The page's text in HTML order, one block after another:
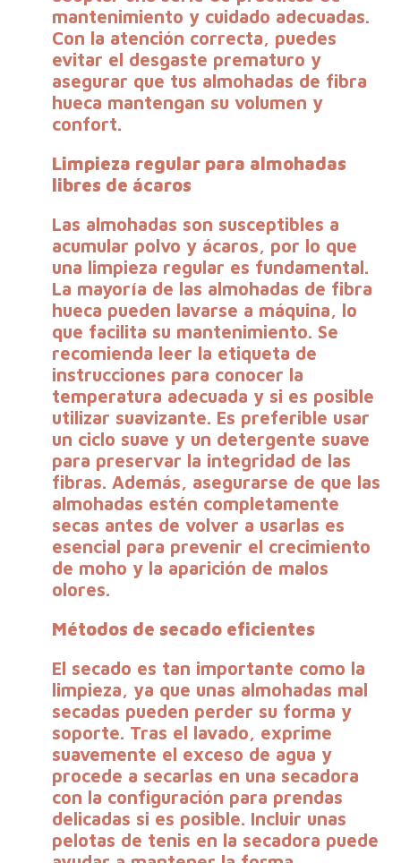
mantenimiento y cuidado adecuadas.
Con la atención correcta, puedes
evitar el desgaste prematuro y
asegurar que tus almohadas de fibra
hueca mantengan su volumen y
confort.
Limpieza regular para almohadas
libres de ácaros
Las almohadas son susceptibles a
acumular polvo y ácaros, por lo que
una limpieza regular es fundamental.
La mayoría de las almohadas de fibra
hueca pueden lavarse a máquina, lo
que facilita su mantenimiento. Se
recomienda leer la etiqueta de
instrucciones para conocer la
temperatura adecuada y si es posible
utilizar suavizante. Es preferible usar
un ciclo suave y un detergente suave
para preservar la integridad de las
fibras. Además, asegurarse de que las
almohadas estén completamente
secas antes de volver a usarlas es
esencial para prevenir el crecimiento
de moho y la aparición de malos
olores.
Métodos de secado eficientes
El secado es tan importante como la
limpieza, ya que unas almohadas mal
secadas pueden perder su forma y
soporte. Tras el lavado, exprime
suavemente el exceso de agua y
procede a secarlas en una secadora
con la configuración para prendas
delicadas si es posible. Incluir unas
pelotas de tenis en la secadora puede